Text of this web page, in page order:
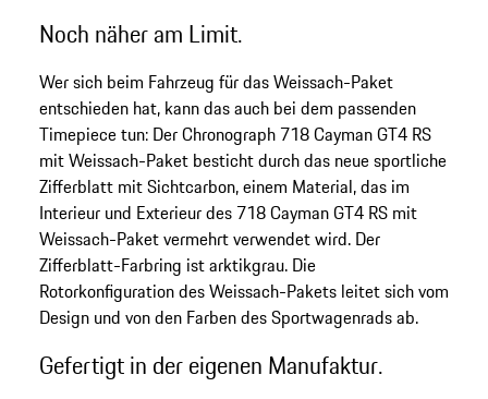
Noch näher am Limit.
Wer sich beim Fahrzeug für das Weissach-Paket
entschieden hat, kann das auch bei dem passenden
Timepiece tun: Der Chronograph 718 Cayman GT4 RS
mit Weissach-Paket besticht durch das neue sportliche
Zifferblatt mit Sichtcarbon, einem Material, das im
Interieur und Exterieur des 718 Cayman GT4 RS mit
Weissach-Paket vermehrt verwendet wird. Der
Zifferblatt-Farbring ist arktikgrau. Die
Rotorkonfiguration des Weissach-Pakets leitet sich vom
Design und von den Farben des Sportwagenrads ab.
Gefertigt in der eigenen Manufaktur.